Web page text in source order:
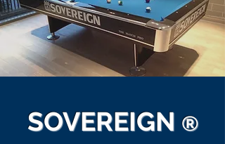
SOVEREIGN ®